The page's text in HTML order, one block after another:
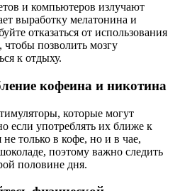
и компьютеров излучают
выработку мелатонина и
отказаться от использования
чтобы позволить мозгу
к отдыху.
кофеина и никотина
которые могут
если употреблять их ближе к
только в кофе, но и в чае,
поэтому важно следить
половине дня.